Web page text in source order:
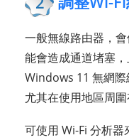
一般無線路由器，
能會造成通道堵塞
Windows 11 無網
尤其在使用地區周圍
可使用 Wi-Fi 分析